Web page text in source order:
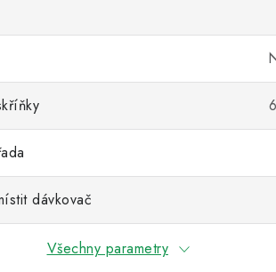
dávkovač
Všechny parametry